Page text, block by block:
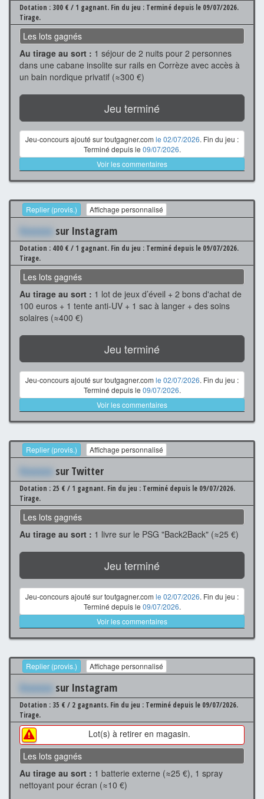
Dotation : 300 € / 1 gagnant. Fin du jeu : Terminé depuis le 09/07/2026.
Tirage.
Les lots gagnés
Au tirage au sort : 1 séjour de 2 nuits pour 2 personnes
dans une cabane insolite sur rails en Corrèze avec accès à
un bain nordique privatif (≈300 €)
Jeu terminé
Jeu-concours ajouté sur toutgagner.com le 02/07/2026. Fin du jeu :
Terminé depuis le 09/07/2026.
Voir les commentaires
Replier (provis.) Affichage personnalisé
Xxxxxxx sur Instagram
Dotation : 400 € / 1 gagnant. Fin du jeu : Terminé depuis le 09/07/2026.
Tirage.
Les lots gagnés
Au tirage au sort : 1 lot de jeux d’éveil + 2 bons d'achat de
100 euros + 1 tente anti-UV + 1 sac à langer + des soins
solaires (≈400 €)
Jeu terminé
Jeu-concours ajouté sur toutgagner.com le 02/07/2026. Fin du jeu :
Terminé depuis le 09/07/2026.
Voir les commentaires
Replier (provis.) Affichage personnalisé
Xxxxxxx sur Twitter
Dotation : 25 € / 1 gagnant. Fin du jeu : Terminé depuis le 09/07/2026.
Tirage.
Les lots gagnés
Au tirage au sort : 1 livre sur le PSG "Back2Back" (≈25 €)
Jeu terminé
Jeu-concours ajouté sur toutgagner.com le 02/07/2026. Fin du jeu :
Terminé depuis le 09/07/2026.
Voir les commentaires
Replier (provis.) Affichage personnalisé
Xxxxxxx sur Instagram
Dotation : 35 € / 2 gagnants. Fin du jeu : Terminé depuis le 09/07/2026.
Tirage.
Lot(s) à retirer en magasin.
Les lots gagnés
Au tirage au sort : 1 batterie externe (≈25 €), 1 spray
nettoyant pour écran (≈10 €)